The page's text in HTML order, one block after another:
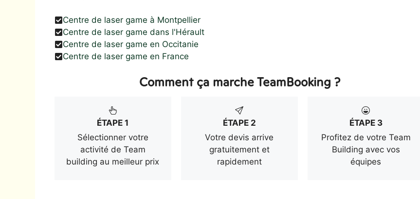
Centre de laser game à Montpellier
Centre de laser game dans l'Hérault
Centre de laser game en Occitanie
Centre de laser game en France
Comment ça marche TeamBooking ?
ÉTAPE 1
Sélectionner votre
activité de Team
building au meilleur prix
ÉTAPE 2
Votre devis arrive
gratuitement et
rapidement
ÉTAPE 3
Profitez de votre Team
Building avec vos
équipes